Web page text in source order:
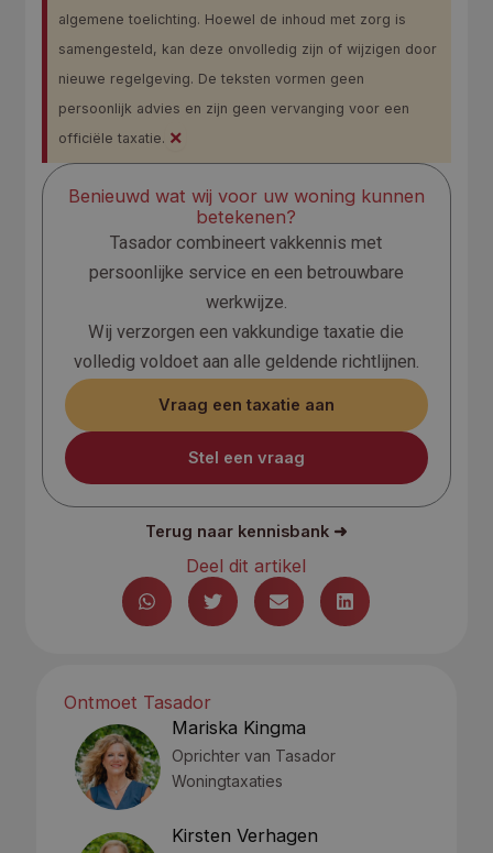
algemene toelichting. Hoewel de inhoud met zorg is
samengesteld, kan deze onvolledig zijn of wijzigen door
nieuwe regelgeving. De teksten vormen geen
persoonlijk advies en zijn geen vervanging voor een
officiële taxatie. ×
Benieuwd wat wij voor uw woning kunnen
betekenen?
Tasador combineert vakkennis met
persoonlijke service en een betrouwbare
werkwijze.
Wij verzorgen een vakkundige taxatie die
volledig voldoet aan alle geldende richtlijnen.
Vraag een taxatie aan
Stel een vraag
Terug naar kennisbank ➜
Deel dit artikel
Ontmoet Tasador
Mariska Kingma
Oprichter van Tasador
Woningtaxaties
Kirsten Verhagen